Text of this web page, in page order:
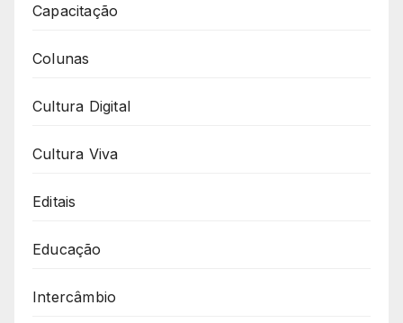
Capacitação
Colunas
Cultura Digital
Cultura Viva
Editais
Educação
Intercâmbio